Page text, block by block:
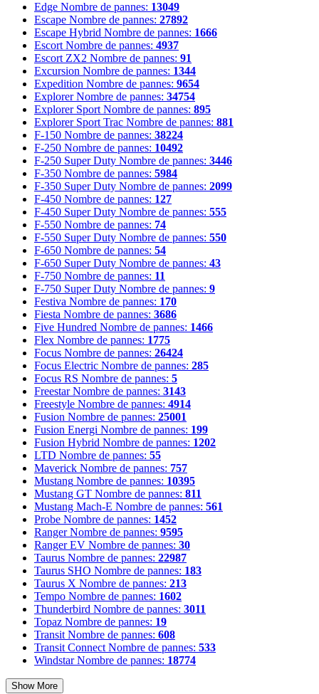
Edge Nombre de pannes: 13049
Escape Nombre de pannes: 27892
Escape Hybrid Nombre de pannes: 1666
Escort Nombre de pannes: 4937
Escort ZX2 Nombre de pannes: 91
Excursion Nombre de pannes: 1344
Expedition Nombre de pannes: 9654
Explorer Nombre de pannes: 34754
Explorer Sport Nombre de pannes: 895
Explorer Sport Trac Nombre de pannes: 881
F-150 Nombre de pannes: 38224
F-250 Nombre de pannes: 10492
F-250 Super Duty Nombre de pannes: 3446
F-350 Nombre de pannes: 5984
F-350 Super Duty Nombre de pannes: 2099
F-450 Nombre de pannes: 127
F-450 Super Duty Nombre de pannes: 555
F-550 Nombre de pannes: 74
F-550 Super Duty Nombre de pannes: 550
F-650 Nombre de pannes: 54
F-650 Super Duty Nombre de pannes: 43
F-750 Nombre de pannes: 11
F-750 Super Duty Nombre de pannes: 9
Festiva Nombre de pannes: 170
Fiesta Nombre de pannes: 3686
Five Hundred Nombre de pannes: 1466
Flex Nombre de pannes: 1775
Focus Nombre de pannes: 26424
Focus Electric Nombre de pannes: 285
Focus RS Nombre de pannes: 5
Freestar Nombre de pannes: 3143
Freestyle Nombre de pannes: 4914
Fusion Nombre de pannes: 25001
Fusion Energi Nombre de pannes: 199
Fusion Hybrid Nombre de pannes: 1202
LTD Nombre de pannes: 55
Maverick Nombre de pannes: 757
Mustang Nombre de pannes: 10395
Mustang GT Nombre de pannes: 811
Mustang Mach-E Nombre de pannes: 561
Probe Nombre de pannes: 1452
Ranger Nombre de pannes: 9595
Ranger EV Nombre de pannes: 30
Taurus Nombre de pannes: 22987
Taurus SHO Nombre de pannes: 183
Taurus X Nombre de pannes: 213
Tempo Nombre de pannes: 1602
Thunderbird Nombre de pannes: 3011
Topaz Nombre de pannes: 19
Transit Nombre de pannes: 608
Transit Connect Nombre de pannes: 533
Windstar Nombre de pannes: 18774
Show More